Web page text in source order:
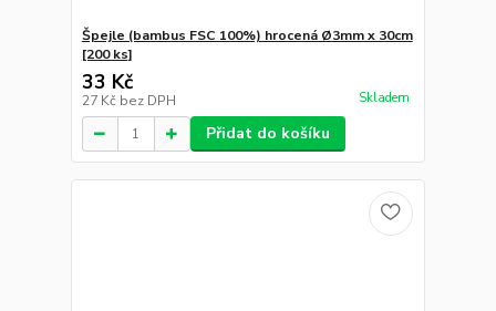
Špejle (bambus FSC 100%) hrocená Ø3mm x 30cm
[200 ks]
33 Kč
27 Kč bez DPH Skladem
Přidat do košíku